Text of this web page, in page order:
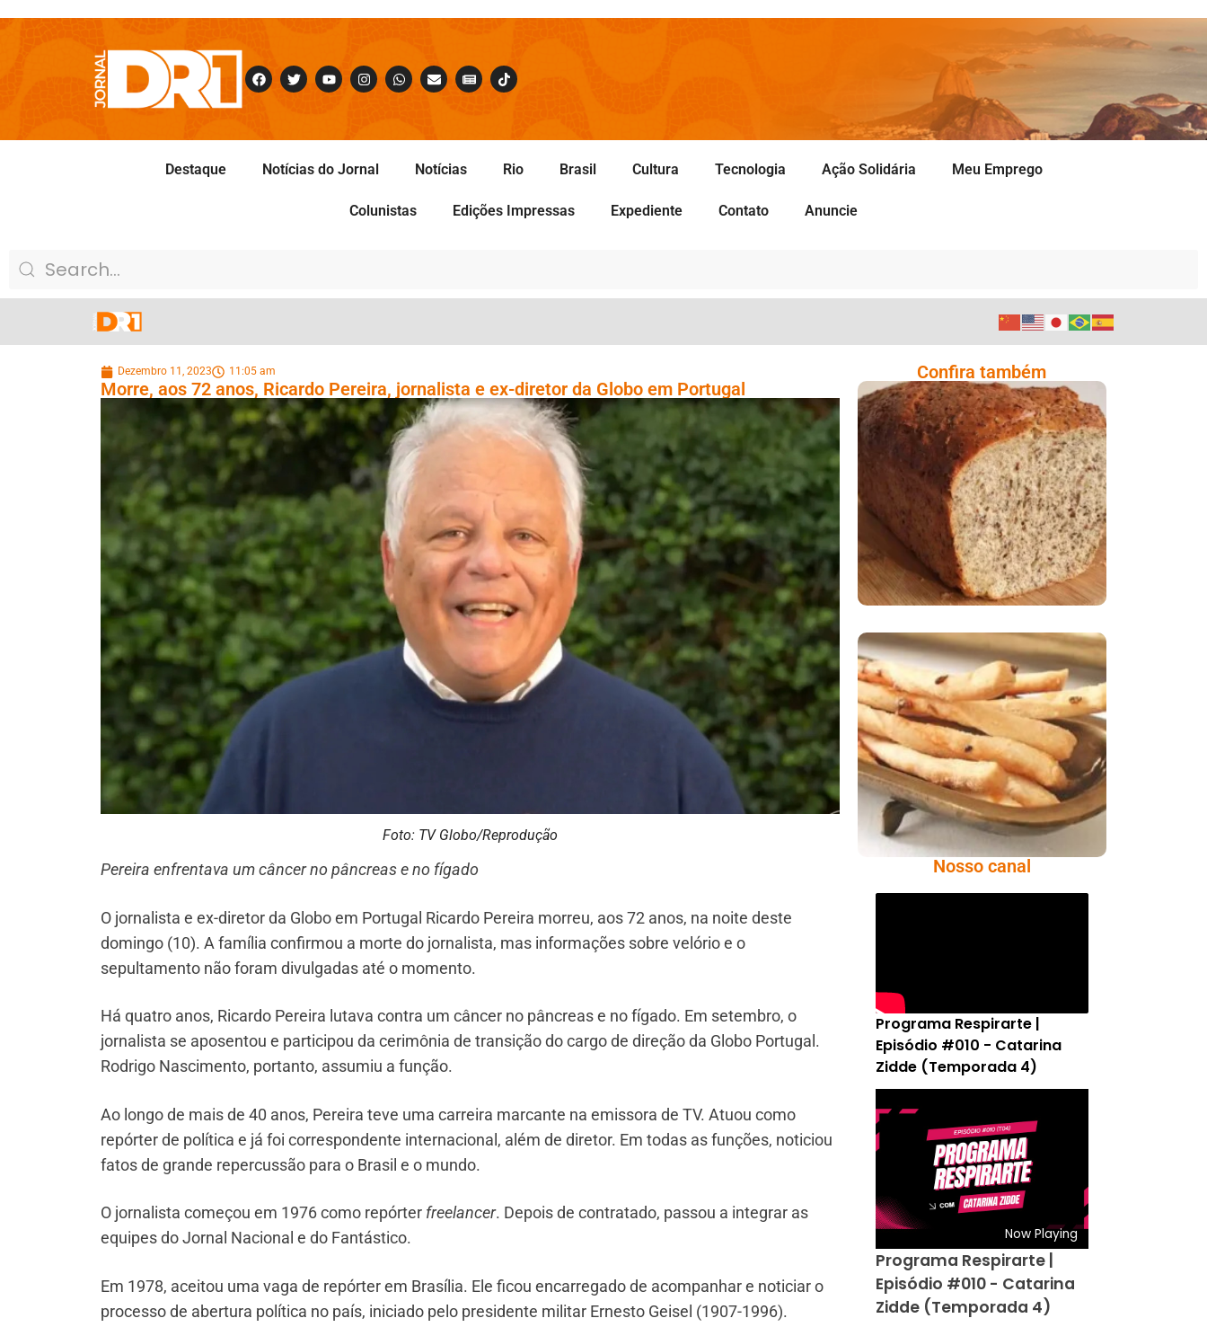
Destaque Notícias do Jornal Notícias Rio Brasil Cultura Tecnologia Ação Solidária Meu Emprego
Colunistas Edições Impressas Expediente Contato Anuncie
Dezembro 11, 2023 11:05 am
Morre, aos 72 anos, Ricardo Pereira, jornalista e ex-diretor da Globo em Portugal
Foto: TV Globo/Reprodução
Pereira enfrentava um câncer no pâncreas e no fígado
O jornalista e ex-diretor da Globo em Portugal Ricardo Pereira morreu, aos 72 anos, na noite deste
domingo (10). A família confirmou a morte do jornalista, mas informações sobre velório e o
sepultamento não foram divulgadas até o momento.
Há quatro anos, Ricardo Pereira lutava contra um câncer no pâncreas e no fígado. Em setembro, o
jornalista se aposentou e participou da cerimônia de transição do cargo de direção da Globo Portugal.
Rodrigo Nascimento, portanto, assumiu a função.
Ao longo de mais de 40 anos, Pereira teve uma carreira marcante na emissora de TV. Atuou como
repórter de política e já foi correspondente internacional, além de diretor. Em todas as funções, noticiou
fatos de grande repercussão para o Brasil e o mundo.
O jornalista começou em 1976 como repórter freelancer. Depois de contratado, passou a integrar as
equipes do Jornal Nacional e do Fantástico.
Em 1978, aceitou uma vaga de repórter em Brasília. Ele ficou encarregado de acompanhar e noticiar o
processo de abertura política no país, iniciado pelo presidente militar Ernesto Geisel (1907-1996).
Confira também
Comer Bem: Pão Low
Carb
Comer Bem:
Palitinhos De Cebola
E Salsa
Nosso canal
Programa Respirarte |
Episódio #010 - Catarina
Zidde (Temporada 4)
Now Playing
Programa Respirarte |
Episódio #010 - Catarina
Zidde (Temporada 4)